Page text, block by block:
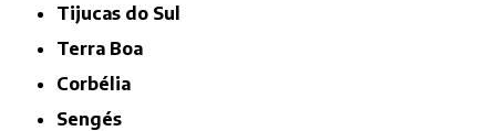
Tijucas do Sul
Terra Boa
Corbélia
Sengés